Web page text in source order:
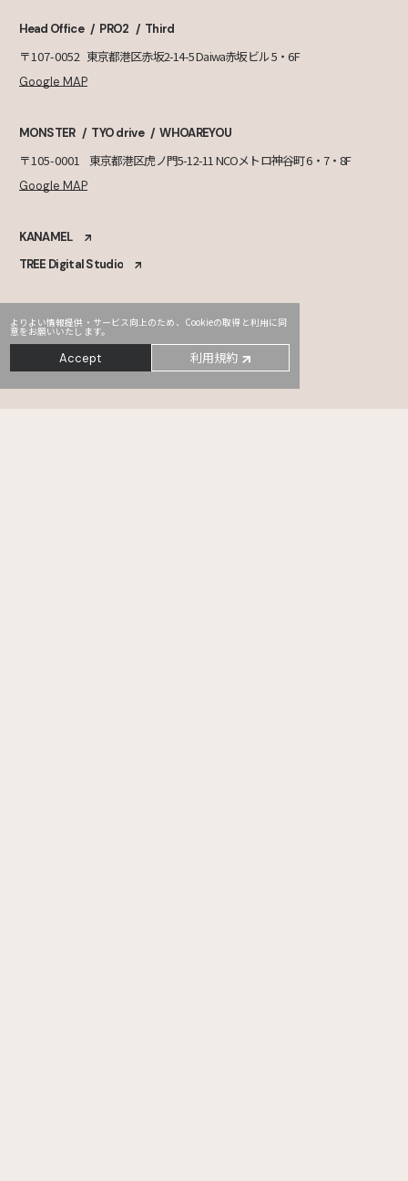
よりよい情報提供・サービス向上のため、Cookieの取得と利用に同
意をお願いいたします。
Accept 利用規約
Head Office PRO2 Third
〒107-0052 東京都港区赤坂2-14-5 Daiwa赤坂ビル 5・6F
Google MAP
MONSTER TYO drive WHOAREYOU
〒105-0001 東京都港区虎ノ門5-12-11 NCOメトロ神谷町 6・7・8F
Google MAP
KANAMEL
TREE Digital Studio